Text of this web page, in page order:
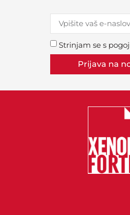
Strinjam se s
Prijava na